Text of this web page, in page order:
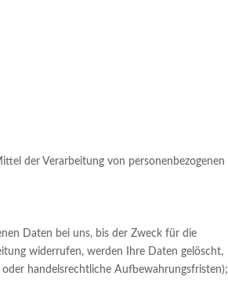
der Verarbeitung von personenbezogenen
Daten bei uns, bis der Zweck für die
widerrufen, werden Ihre Daten gelöscht,
handelsrechtliche Aufbewahrungsfristen);